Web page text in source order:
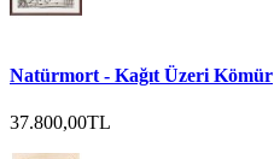
Natürmort - Kağıt Üzeri Kömür
37.800,00TL